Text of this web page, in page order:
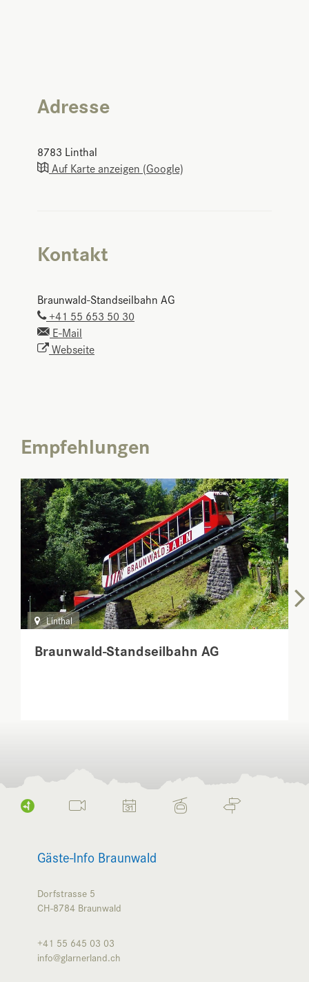
Adresse
8783 Linthal
Auf Karte anzeigen (Google)
Kontakt
Braunwald-Standseilbahn AG
+41 55 653 50 30
E-Mail
Webseite
Empfehlungen
Braunwald-Standseilbahn AG
Linthal
Gäste-Info Braunwald
Dorfstrasse 5
CH-8784 Braunwald
+41 55 645 03 03
info@glarnerland.ch